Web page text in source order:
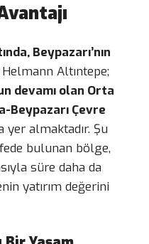
Beypazarı’nın
Altıntepe;
devamı olan Orta
Beypazarı Çevre
yer almaktadır. Şu
bulunan bölge,
süre daha da
yatırım değerini